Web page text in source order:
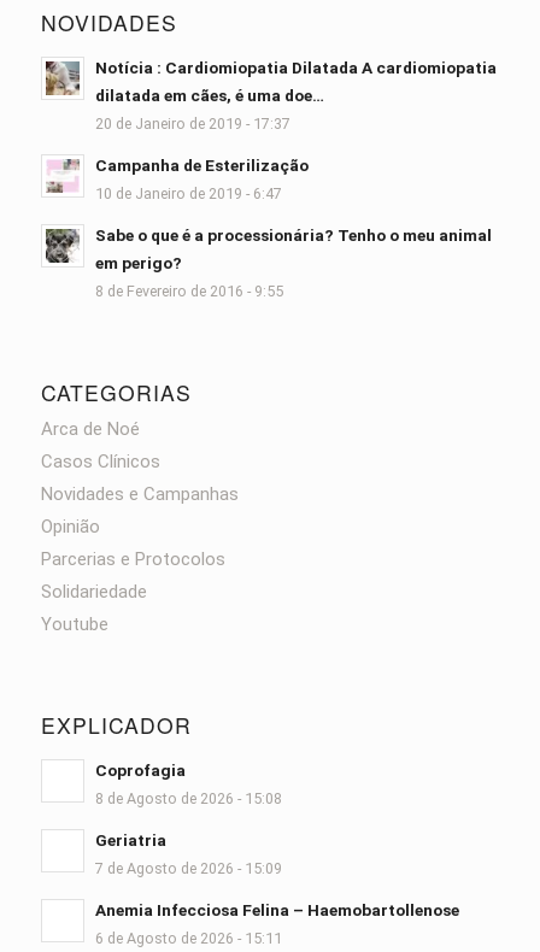
NOVIDADES
Notícia : Cardiomiopatia Dilatada A cardiomiopatia
dilatada em cães, é uma doe…
20 de Janeiro de 2019 - 17:37
Campanha de Esterilização
10 de Janeiro de 2019 - 6:47
Sabe o que é a processionária? Tenho o meu animal
em perigo?
8 de Fevereiro de 2016 - 9:55
CATEGORIAS
Arca de Noé
Casos Clínicos
Novidades e Campanhas
Opinião
Parcerias e Protocolos
Solidariedade
Youtube
EXPLICADOR
Coprofagia
8 de Agosto de 2026 - 15:08
Geriatria
7 de Agosto de 2026 - 15:09
Anemia Infecciosa Felina – Haemobartollenose
6 de Agosto de 2026 - 15:11